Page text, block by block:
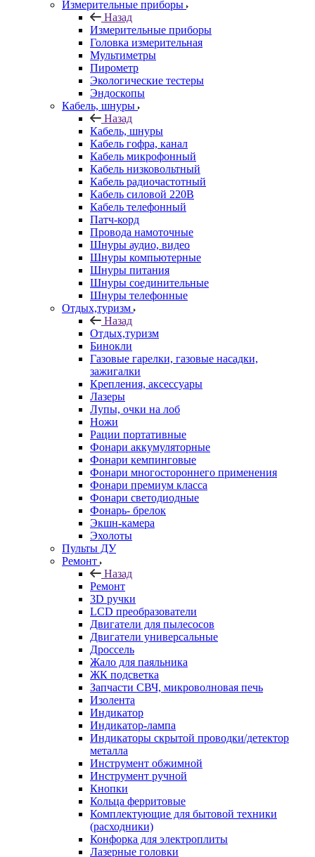
Измерительные приборы
Назад
Измерительные приборы
Головка измерительная
Мультиметры
Пирометр
Экологические тестеры
Эндоскопы
Кабель, шнуры
Назад
Кабель, шнуры
Кабель гофра, канал
Кабель микрофонный
Кабель низковольтный
Кабель радиочастотный
Кабель силовой 220В
Кабель телефонный
Патч-корд
Провода намоточные
Шнуры аудио, видео
Шнуры компьютерные
Шнуры питания
Шнуры соединительные
Шнуры телефонные
Отдых,туризм
Назад
Отдых,туризм
Бинокли
Газовые гарелки, газовые насадки,
зажигалки
Крепления, аксессуары
Лазеры
Лупы, очки на лоб
Ножи
Рации портативные
Фонари аккумуляторные
Фонари кемпинговые
Фонари многостороннего применения
Фонари премиум класса
Фонари светодиодные
Фонарь- брелок
Экшн-камера
Эхолоты
Пульты ДУ
Ремонт
Назад
Ремонт
3D ручки
LCD преобразователи
Двигатели для пылесосов
Двигатели универсальные
Дроссель
Жало для паяльника
ЖК подсветка
Запчасти СВЧ, микроволновая печь
Изолента
Индикатор
Индикатор-лампа
Индикаторы скрытой проводки/детектор
металла
Инструмент обжимной
Инструмент ручной
Кнопки
Кольца ферритовые
Комплектующие для бытовой техники
(расходники)
Конфорка для электроплиты
Лазерные головки